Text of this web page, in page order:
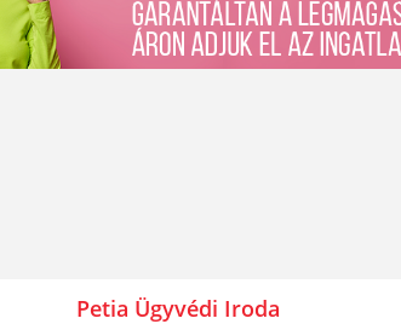
Petia Ügyvédi Iroda